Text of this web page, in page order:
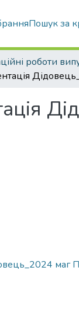
Пошук за
маг